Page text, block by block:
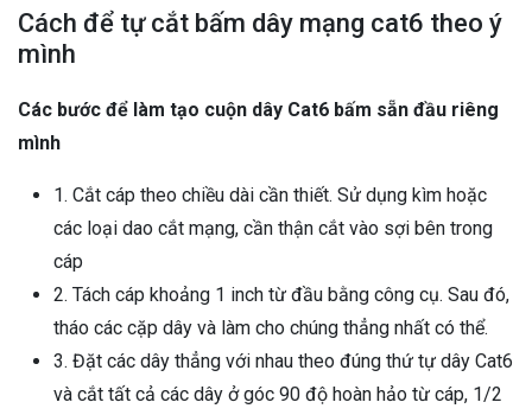
Cách để tự cắt bấm dây mạng cat6 theo ý
mình
Các bước để làm tạo cuộn dây Cat6 bấm sẵn đầu riêng
mình
1. Cắt cáp theo chiều dài cần thiết. Sử dụng kìm hoặc
các loại dao cắt mạng, cần thận cắt vào sợi bên trong
cáp
2. Tách cáp khoảng 1 inch từ đầu bằng công cụ. Sau đó,
tháo các cặp dây và làm cho chúng thẳng nhất có thể.
3. Đặt các dây thẳng với nhau theo đúng thứ tự dây Cat6
và cắt tất cả các dây ở góc 90 độ hoàn hảo từ cáp, 1/2